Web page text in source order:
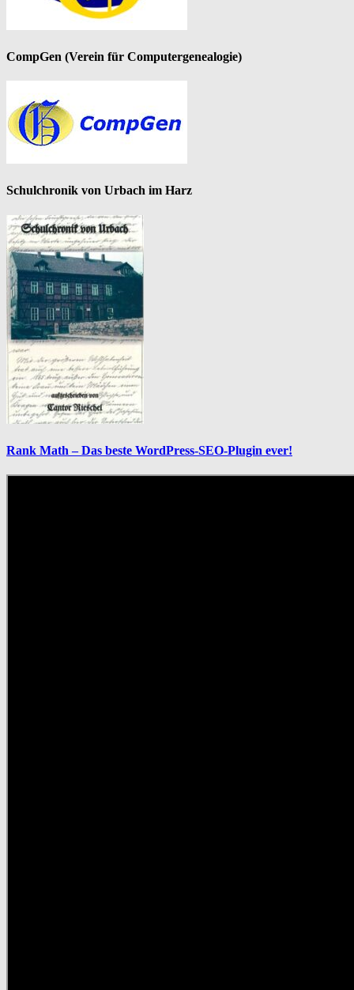
CompGen (Verein für Computergenealogie)
Schulchronik von Urbach im Harz
Rank Math – Das beste WordPress-SEO-Plugin ever!